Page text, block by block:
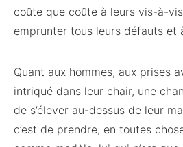
coûte que coûte à leurs vis-à-
emprunter tous leurs défauts et
Quant aux hommes, aux prises
intriqué dans leur chair, une
de s’élever au-dessus de leur
c’est de prendre, en toutes